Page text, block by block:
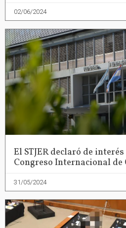
02/06/2024
El STJER declaró de
Congreso Internacional de
31/05/2024